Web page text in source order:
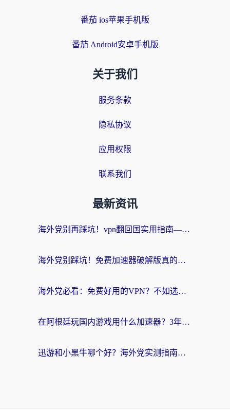
番茄 ios苹果手机版
番茄 Android安卓手机版
关于我们
服务条款
隐私协议
应用权限
联系我们
最新资讯
海外党别再踩坑！vpn翻回国实用指南——选对加速器，国内资源无缝用
海外党别踩坑！免费加速器破解版真的能用？教你无缝访问国内资源的正确姿势
海外党必看：免费好用的VPN？不如选对转国内加速器实现无缝追剧
在阿根廷玩国内游戏用什么加速器？3年海外党亲测实用指南
迅游和小黑牛哪个好？海外党实测指南，选对中国地址加速器才能无缝刷国内资源